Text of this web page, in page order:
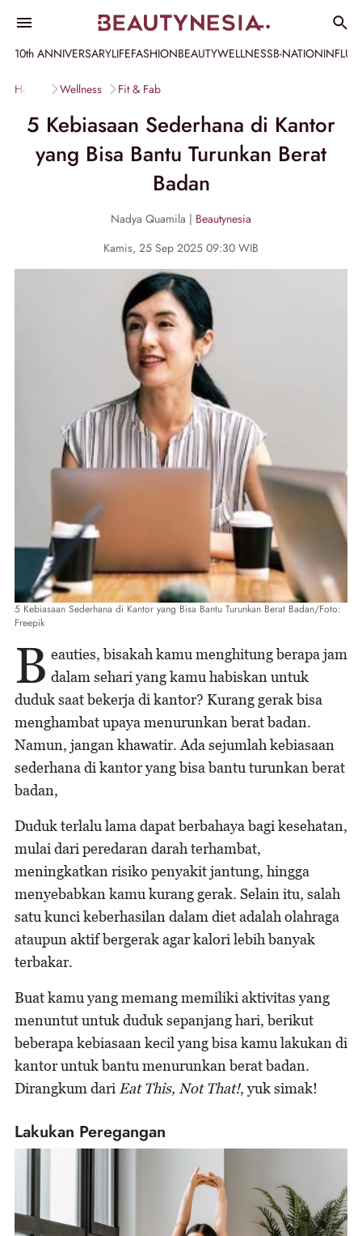
10th ANNIVERSARYLIFEFASHIONBEAUTYWELLNESSB-NATION
Home Wellness Fit & Fab
5 Kebiasaan Sederhana di Kantor
yang Bisa Bantu Turunkan Berat
Badan
Nadya Quamila | Beautynesia
Kamis, 25 Sep 2025 09:30 WIB
5 Kebiasaan Sederhana di Kantor yang Bisa Bantu Turunkan Berat Badan/Foto:
Freepik
B eauties, bisakah kamu menghitung berapa jam
dalam sehari yang kamu habiskan untuk
duduk saat bekerja di kantor? Kurang gerak bisa
menghambat upaya menurunkan berat badan.
Namun, jangan khawatir. Ada sejumlah kebiasaan
sederhana di kantor yang bisa bantu turunkan berat
badan,
Duduk terlalu lama dapat berbahaya bagi kesehatan,
mulai dari peredaran darah terhambat,
meningkatkan risiko penyakit jantung, hingga
menyebabkan kamu kurang gerak. Selain itu, salah
satu kunci keberhasilan dalam diet adalah olahraga
ataupun aktif bergerak agar kalori lebih banyak
terbakar.
Buat kamu yang memang memiliki aktivitas yang
menuntut untuk duduk sepanjang hari, berikut
beberapa kebiasaan kecil yang bisa kamu lakukan di
kantor untuk bantu menurunkan berat badan.
Dirangkum dari Eat This, Not That!, yuk simak!
Lakukan Peregangan